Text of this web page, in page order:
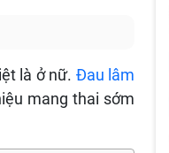
là ở nữ. Đau lâm
mang thai sớm